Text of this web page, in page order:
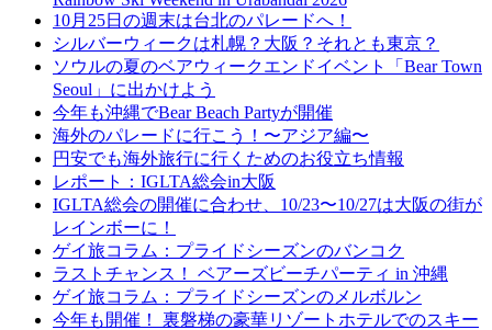
10月25日の週末は台北のパレードへ！
シルバーウィークは札幌？大阪？それとも東京？
ソウルの夏のベアウィークエンドイベント「Bear Town
Seoul」に出かけよう
今年も沖縄でBear Beach Partyが開催
海外のパレードに行こう！〜アジア編〜
円安でも海外旅行に行くためのお役立ち情報
レポート：IGLTA総会in大阪
IGLTA総会の開催に合わせ、10/23〜10/27は大阪の街が
レインボーに！
ゲイ旅コラム：プライドシーズンのバンコク
ラストチャンス！ ベアーズビーチパーティ in 沖縄
ゲイ旅コラム：プライドシーズンのメルボルン
今年も開催！ 裏磐梯の豪華リゾートホテルでのスキー